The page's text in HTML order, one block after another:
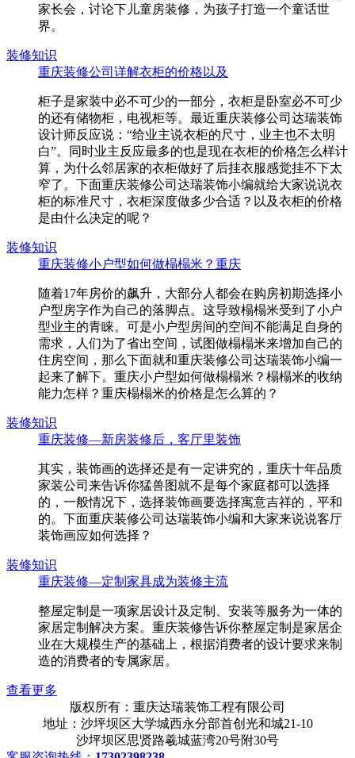
家长会，讨论下儿童房装修，为孩子打造一个童话世
界。
装修知识
重庆装修公司详解衣柜的价格以及
柜子是家装中必不可少的一部分，衣柜是卧室必不可少
的还有储物柜，电视柜等。最近重庆装修公司达瑞装饰
设计师反应说：“给业主说衣柜的尺寸，业主也不太明
白”。同时业主反应最多的也是现在衣柜的价格怎么样计
算，为什么邻居家的衣柜做好了后挂衣服感觉挂不下太
窄了。下面重庆装修公司达瑞装饰小编就给大家说说衣
柜的标准尺寸，衣柜深度做多少合适？以及衣柜的价格
是由什么决定的呢？
装修知识
重庆装修小户型如何做榻榻米？重庆
随着17年房价的飙升，大部分人都会在购房初期选择小
户型房字作为自己的落脚点。这导致榻榻米受到了小户
型业主的青睐。可是小户型房间的空间不能满足自身的
需求，人们为了省出空间，试图做榻榻米来增加自己的
住房空间，那么下面就和重庆装修公司达瑞装饰小编一
起来了解下。重庆小户型如何做榻榻米？榻榻米的收纳
能力怎样？重庆榻榻米的价格是怎么算的？
装修知识
重庆装修—新房装修后，客厅里装饰
其实，装饰画的选择还是有一定讲究的，重庆十年品质
家装公司来告诉你猛兽图就不是每个家庭都可以选择
的，一般情况下，选择装饰画要选择寓意吉祥的，平和
的。下面重庆装修公司达瑞装饰小编和大家来说说客厅
装饰画应如何选择？
装修知识
重庆装修—定制家具成为装修主流
整屋定制是一项家居设计及定制、安装等服务为一体的
家居定制解决方案。重庆装修告诉你整屋定制是家居企
业在大规模生产的基础上，根据消费者的设计要求来制
造的消费者的专属家居。
查看更多
版权所有：重庆达瑞装饰工程有限公司
地址：沙坪坝区大学城西永分部首创光和城21-10
沙坪坝区思贤路羲城蓝湾20号附30号